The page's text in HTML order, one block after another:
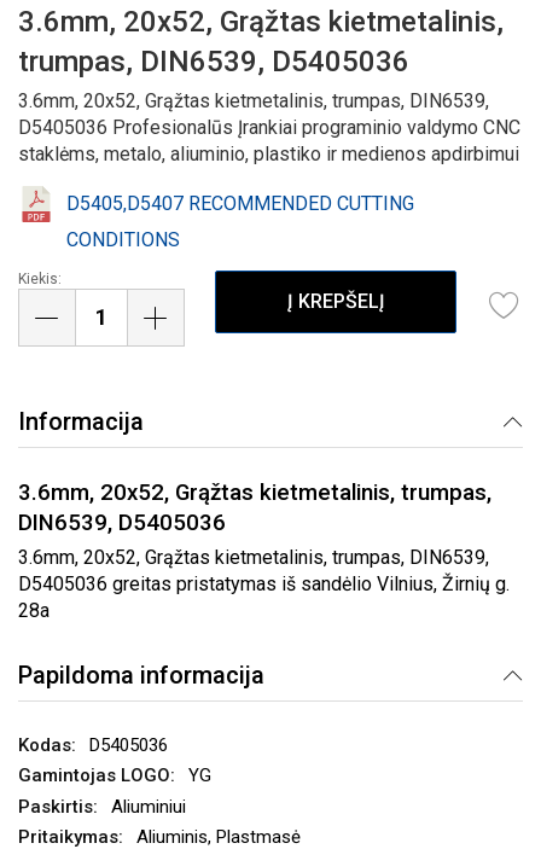
3.6mm, 20x52, Grąžtas kietmetalinis,
trumpas, DIN6539, D5405036
3.6mm, 20x52, Grąžtas kietmetalinis, trumpas, DIN6539,
D5405036 Profesionalūs Įrankiai programinio valdymo CNC
staklėms, metalo, aliuminio, plastiko ir medienos apdirbimui
D5405,D5407 RECOMMENDED CUTTING
CONDITIONS
Kiekis:
Į KREPŠELĮ
Informacija
3.6mm, 20x52, Grąžtas kietmetalinis, trumpas,
DIN6539, D5405036
3.6mm, 20x52, Grąžtas kietmetalinis, trumpas, DIN6539,
D5405036 greitas pristatymas iš sandėlio Vilnius, Žirnių g.
28a
Papildoma informacija
D5405036
YG
Aliuminiui
Aliuminis, Plastmasė